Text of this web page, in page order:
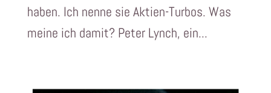
haben. Ich nenne sie Aktien-Turbos. Was
meine ich damit? Peter Lynch, ein...